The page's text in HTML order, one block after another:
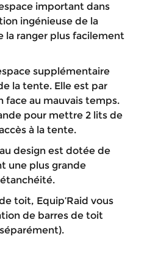
important dans
ingénieuse de la
ranger plus facilement
supplémentaire
la tente. Elle est par
face au mauvais temps.
pour mettre 2 lits de
à la tente.
design est dotée de
une plus grande
toit, Equip’Raid vous
de barres de toit